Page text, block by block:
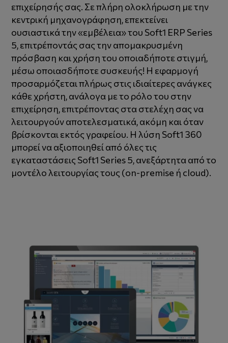
επιχείρησής σας. Σε πλήρη ολοκλήρωση με την
κεντρική μηχανογράφηση, επεκτείνει
ουσιαστικά την «εμβέλεια» του Soft1 ERP Series
5, επιτρέποντάς σας την απομακρυσμένη
πρόσβαση και χρήση του οποιαδήποτε στιγμή,
μέσω οποιασδήποτε συσκευής! Η εφαρμογή
προσαρμόζεται πλήρως στις ιδιαίτερες ανάγκες
κάθε χρήστη, ανάλογα με το ρόλο του στην
επιχείρηση, επιτρέποντας στα στελέχη σας να
λειτουργούν αποτελεσματικά, ακόμη και όταν
βρίσκονται εκτός γραφείου. Η λύση Soft1 360
μπορεί να αξιοποιηθεί από όλες τις
εγκαταστάσεις Soft1 Series 5, ανεξάρτητα από το
μοντέλο λειτουργίας τους (on-premise ή cloud).